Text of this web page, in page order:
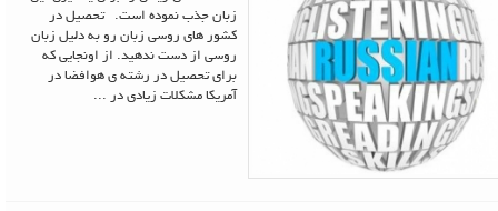
زبان جذب نموده است. تحصیل در
کشور های روسی زبان رو به دلیل زبان
روسی از دست ندهید. از اونجایی که
برای تحصیل در رشته ی هوافضا در
آمریکا مشکلات زیادی در ...